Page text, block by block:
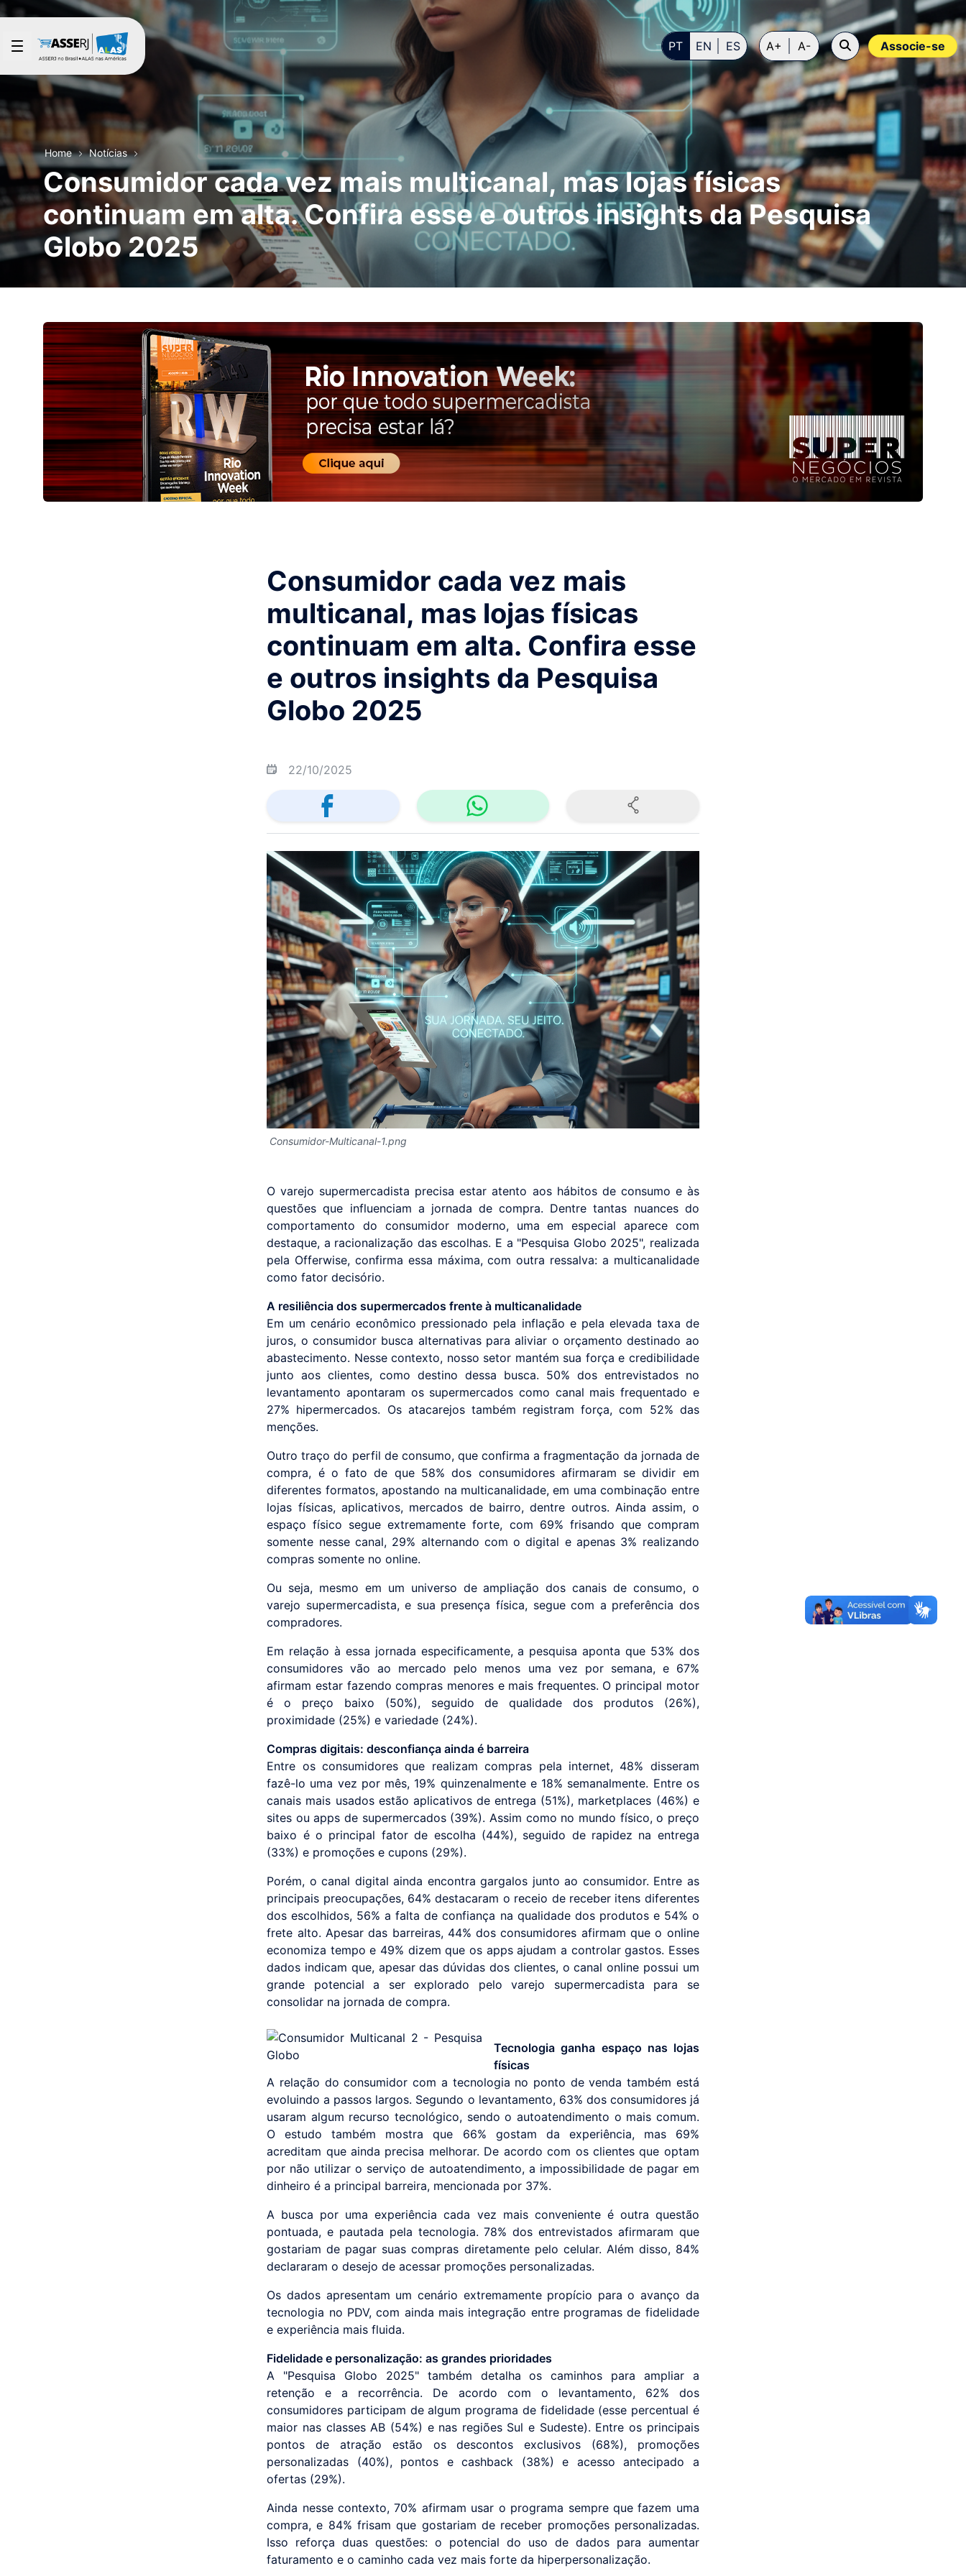
Pular para o Conteúdo principal
Associe-se
PT EN ES A+ A-
Home Notícias
Consumidor cada vez mais multicanal, mas lojas físicas
continuam em alta. Confira esse e outros insights da Pesquisa
Globo 2025
Consumidor cada vez mais
multicanal, mas lojas físicas
continuam em alta. Confira esse
e outros insights da Pesquisa
Globo 2025
22/10/2025
Consumidor-Multicanal-1.png
O varejo supermercadista precisa estar atento aos hábitos de consumo e às
questões que influenciam a jornada de compra. Dentre tantas nuances do
comportamento do consumidor moderno, uma em especial aparece com
destaque, a racionalização das escolhas. E a "Pesquisa Globo 2025", realizada
pela Offerwise, confirma essa máxima, com outra ressalva: a multicanalidade
como fator decisório.
A resiliência dos supermercados frente à multicanalidade
Em um cenário econômico pressionado pela inflação e pela elevada taxa de
juros, o consumidor busca alternativas para aliviar o orçamento destinado ao
abastecimento. Nesse contexto, nosso setor mantém sua força e credibilidade
junto aos clientes, como destino dessa busca. 50% dos entrevistados no
levantamento apontaram os supermercados como canal mais frequentado e
27% hipermercados. Os atacarejos também registram força, com 52% das
menções.
Outro traço do perfil de consumo, que confirma a fragmentação da jornada de
compra, é o fato de que 58% dos consumidores afirmaram se dividir em
diferentes formatos, apostando na multicanalidade, em uma combinação entre
lojas físicas, aplicativos, mercados de bairro, dentre outros. Ainda assim, o
espaço físico segue extremamente forte, com 69% frisando que compram
somente nesse canal, 29% alternando com o digital e apenas 3% realizando
compras somente no online.
Ou seja, mesmo em um universo de ampliação dos canais de consumo, o
varejo supermercadista, e sua presença física, segue com a preferência dos
compradores.
Em relação à essa jornada especificamente, a pesquisa aponta que 53% dos
consumidores vão ao mercado pelo menos uma vez por semana, e 67%
afirmam estar fazendo compras menores e mais frequentes. O principal motor
é o preço baixo (50%), seguido de qualidade dos produtos (26%),
proximidade (25%) e variedade (24%).
Compras digitais: desconfiança ainda é barreira
Entre os consumidores que realizam compras pela internet, 48% disseram
fazê-lo uma vez por mês, 19% quinzenalmente e 18% semanalmente. Entre os
canais mais usados estão aplicativos de entrega (51%), marketplaces (46%) e
sites ou apps de supermercados (39%). Assim como no mundo físico, o preço
baixo é o principal fator de escolha (44%), seguido de rapidez na entrega
(33%) e promoções e cupons (29%).
Porém, o canal digital ainda encontra gargalos junto ao consumidor. Entre as
principais preocupações, 64% destacaram o receio de receber itens diferentes
dos escolhidos, 56% a falta de confiança na qualidade dos produtos e 54% o
frete alto. Apesar das barreiras, 44% dos consumidores afirmam que o online
economiza tempo e 49% dizem que os apps ajudam a controlar gastos. Esses
dados indicam que, apesar das dúvidas dos clientes, o canal online possui um
grande potencial a ser explorado pelo varejo supermercadista para se
consolidar na jornada de compra.
Tecnologia ganha espaço nas lojas
físicas
A relação do consumidor com a tecnologia no ponto de venda também está
evoluindo a passos largos. Segundo o levantamento, 63% dos consumidores já
usaram algum recurso tecnológico, sendo o autoatendimento o mais comum.
O estudo também mostra que 66% gostam da experiência, mas 69%
acreditam que ainda precisa melhorar. De acordo com os clientes que optam
por não utilizar o serviço de autoatendimento, a impossibilidade de pagar em
dinheiro é a principal barreira, mencionada por 37%.
A busca por uma experiência cada vez mais conveniente é outra questão
pontuada, e pautada pela tecnologia. 78% dos entrevistados afirmaram que
gostariam de pagar suas compras diretamente pelo celular. Além disso, 84%
declararam o desejo de acessar promoções personalizadas.
Os dados apresentam um cenário extremamente propício para o avanço da
tecnologia no PDV, com ainda mais integração entre programas de fidelidade
e experiência mais fluida.
Fidelidade e personalização: as grandes prioridades
A "Pesquisa Globo 2025" também detalha os caminhos para ampliar a
retenção e a recorrência. De acordo com o levantamento, 62% dos
consumidores participam de algum programa de fidelidade (esse percentual é
maior nas classes AB (54%) e nas regiões Sul e Sudeste). Entre os principais
pontos de atração estão os descontos exclusivos (68%), promoções
personalizadas (40%), pontos e cashback (38%) e acesso antecipado a
ofertas (29%).
Ainda nesse contexto, 70% afirmam usar o programa sempre que fazem uma
compra, e 84% frisam que gostariam de receber promoções personalizadas.
Isso reforça duas questões: o potencial do uso de dados para aumentar
faturamento e o caminho cada vez mais forte da hiperpersonalização.